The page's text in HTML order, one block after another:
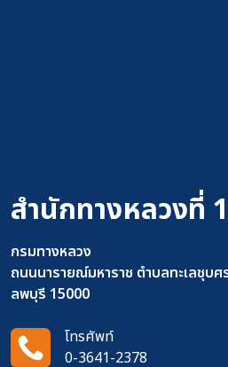
สำนักทางหลวงที่
กรมทางหลวง
ถนนนารายณ์มหาราช ตำบลทะเลชุบ
ลพบุรี 15000
โทรศัพท์
0-3641-2378